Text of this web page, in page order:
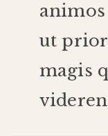
animos
ut
magis